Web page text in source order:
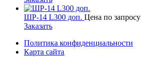
ШР-14 L300 доп. Цена по запросу
Заказать
Политика конфиденциальности
Карта сайта